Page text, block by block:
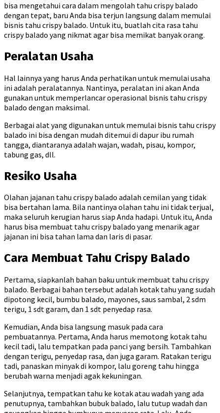
bisa mengetahui cara dalam mengolah tahu crispy balado
dengan tepat, baru Anda bisa terjun langsung dalam memulai
bisnis tahu crispy balado. Untuk itu, buatlah cita rasa tahu
crispy balado yang nikmat agar bisa memikat banyak orang.
Peralatan Usaha
Hal lainnya yang harus Anda perhatikan untuk memulai usaha
ini adalah peralatannya. Nantinya, peralatan ini akan Anda
gunakan untuk memperlancar operasional bisnis tahu crispy
balado dengan maksimal.
Berbagai alat yang digunakan untuk memulai bisnis tahu crispy
balado ini bisa dengan mudah ditemui di dapur ibu rumah
tangga, diantaranya adalah wajan, wadah, pisau, kompor,
tabung gas, dll.
Resiko Usaha
Olahan jajanan tahu crispy balado adalah cemilan yang tidak
bisa bertahan lama. Bila nantinya olahan tahu ini tidak terjual,
maka seluruh kerugian harus siap Anda hadapi. Untuk itu, Anda
harus bisa membuat tahu crispy balado yang menarik agar
jajanan ini bisa tahan lama dan laris di pasar.
Cara Membuat Tahu Crispy Balado
Pertama, siapkanlah bahan baku untuk membuat tahu crispy
balado. Berbagai bahan tersebut adalah kotak tahu yang sudah
dipotong kecil, bumbu balado, mayones, saus sambal, 2 sdm
terigu, 1 sdt garam, dan 1 sdt penyedap rasa.
Kemudian, Anda bisa langsung masuk pada cara
pembuatannya. Pertama, Anda harus memotong kotak tahu
kecil tadi, lalu tempatkan pada panci yang bersih. Tambahkan
dengan terigu, penyedap rasa, dan juga garam. Ratakan terigu
tadi, panaskan minyak di kompor, lalu goreng tahu hingga
berubah warna menjadi agak kekuningan.
Selanjutnya, tempatkan tahu ke kotak atau wadah yang ada
penutupnya, tambahkan bubuk balado, lalu tutup wadah dan